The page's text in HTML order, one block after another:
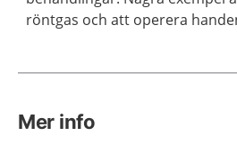
röntgas och att operera
Mer info